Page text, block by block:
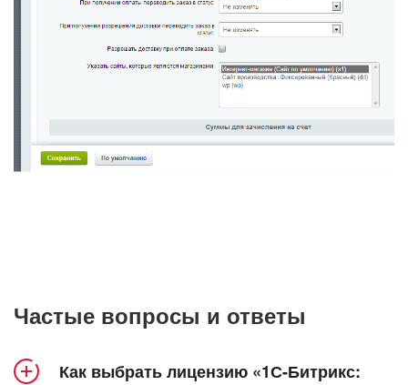
Частые вопросы и ответы
Как выбрать лицензию «1С-Битрикс: